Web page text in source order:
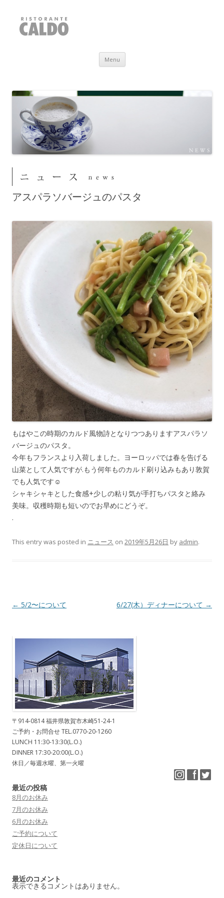
RISTORANTE CALDO
福井県敦賀市
Menu Skip to content
アスパラソバージュのパスタ
もはやこの時期のカルド風物詩となりつつありますアスパラソ
バージュのパスタ。
今年もフランスより入荷しました。ヨーロッパでは春を告げる
山菜として人気ですが.もう何年ものカルド刷り込みもあり敦賀
でも人気です☺︎︎
シャキシャキとした食感+少しの粘り気が手打ちパスタと絡み
美味。収穫時期も短いのでお早めにどうぞ。
.
This entry was posted in ニュース on 2019年5月26日 by admin.
Post navigation
← 5/2〜について 6/27(木）ディナーについて →
〒914-0814 福井県敦賀市木崎51-24-1
ご予約・お問合せ TEL.0770-20-1260
LUNCH 11:30-13:30(L.O.)
DINNER 17:30-20:00(L.O.)
休日／毎週水曜、第一火曜
最近の投稿
8月のお休み
7月のお休み
6月のお休み
ご予約について
定休日について
最近のコメント
表示できるコメントはありません。